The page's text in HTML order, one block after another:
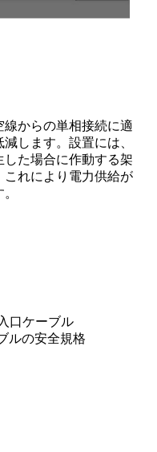
からの単相接続に適
します。設置には、
た場合に作動する架
これにより電力供給が
口ケーブル
ルの安全規格